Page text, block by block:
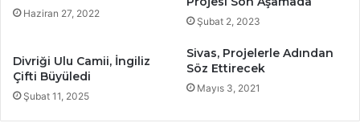
Haziran 27, 2022
Şubat 2, 2023
Divriği Ulu Camii, İngiliz
Çifti Büyüledi
Şubat 11, 2025
Sivas, Projelerle Adından
Söz Ettirecek
Mayıs 3, 2021